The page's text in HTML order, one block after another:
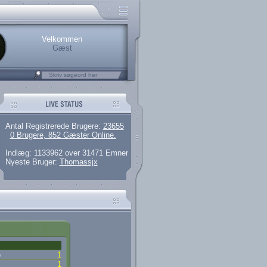
brugere
artikler og 135 guides
her.
Velkommen
Gæst
Antal Registrerede Brugere: 23655
0 Brugere, 852 Gæster Online.
Indlæg: 1133962 over 31471 Emner
Nyeste Bruger: Thomassjx
1
1